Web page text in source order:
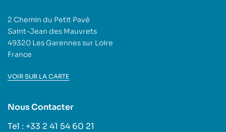
2 Chemin du Petit Pavé
Saint-Jean des Mauvrets
49320 Les Garennes sur Loire
France
VOIR SUR LA CARTE
Nous Contacter
Tel : +33 2 41 54 60 21